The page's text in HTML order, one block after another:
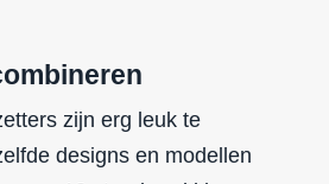
zijn erg leuk te
designs en modellen